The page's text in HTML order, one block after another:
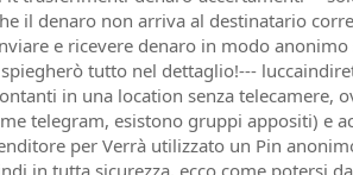
il denaro non arriva al destinatario
e ricevere denaro in modo
tutto nel dettaglio!---
in una location senza
telegram, esistono gruppi appositi) e
per Verrà utilizzato un Pin
in tutta sicurezza, ecco come potersi